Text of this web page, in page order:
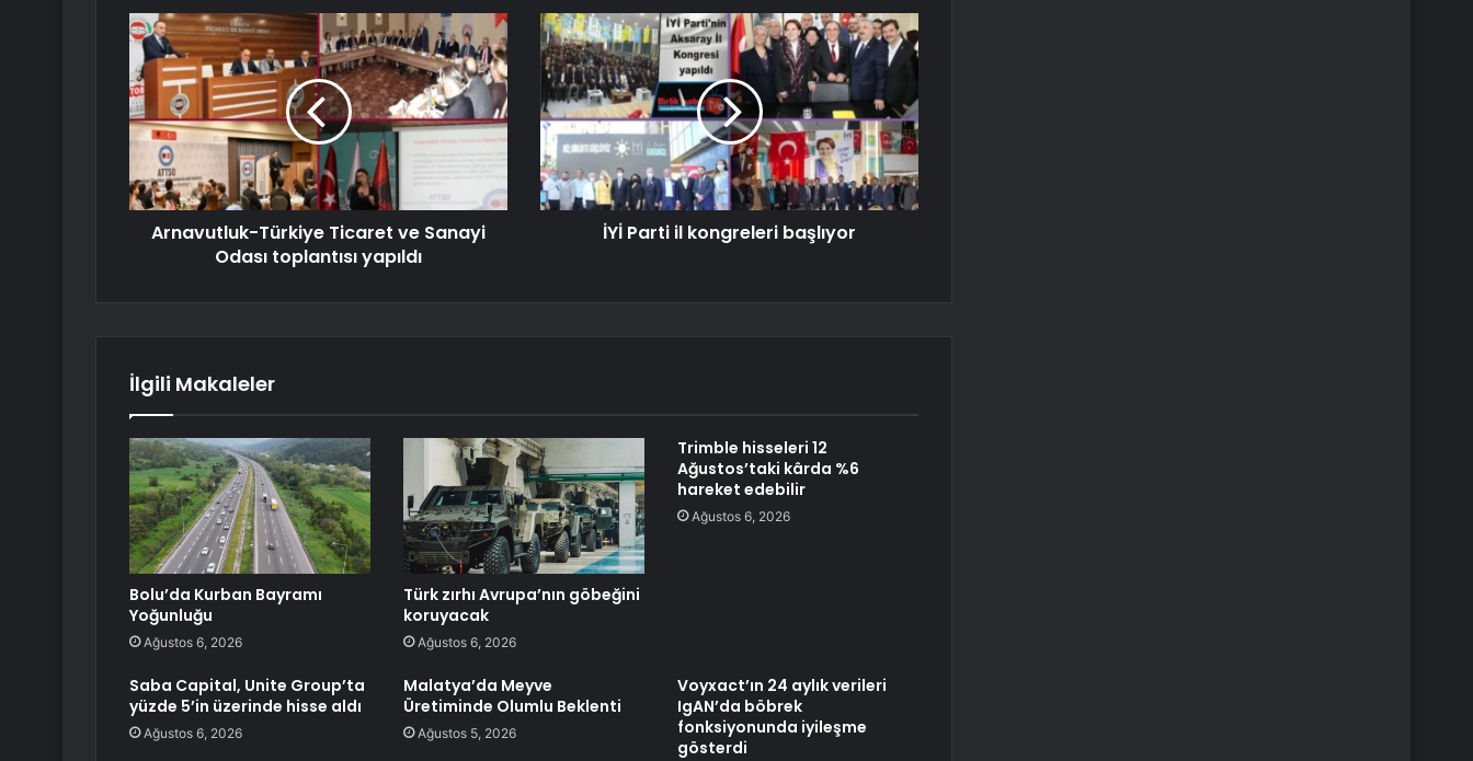
Arnavutluk-Türkiye Ticaret ve Sanayi
Odası toplantısı yapıldı
İYİ Parti il ​​kongreleri başlıyor
İlgili Makaleler
Bolu’da Kurban Bayramı
Yoğunluğu
Ağustos 6, 2026
Türk zırhı Avrupa’nın göbeğini
koruyacak
Ağustos 6, 2026
Trimble hisseleri 12
Ağustos’taki kârda %6
hareket edebilir
Ağustos 6, 2026
Saba Capital, Unite Group’ta
yüzde 5’in üzerinde hisse aldı
Ağustos 6, 2026
Malatya’da Meyve
Üretiminde Olumlu Beklenti
Ağustos 5, 2026
Voyxact’ın 24 aylık verileri
IgAN’da böbrek
fonksiyonunda iyileşme
gösterdi